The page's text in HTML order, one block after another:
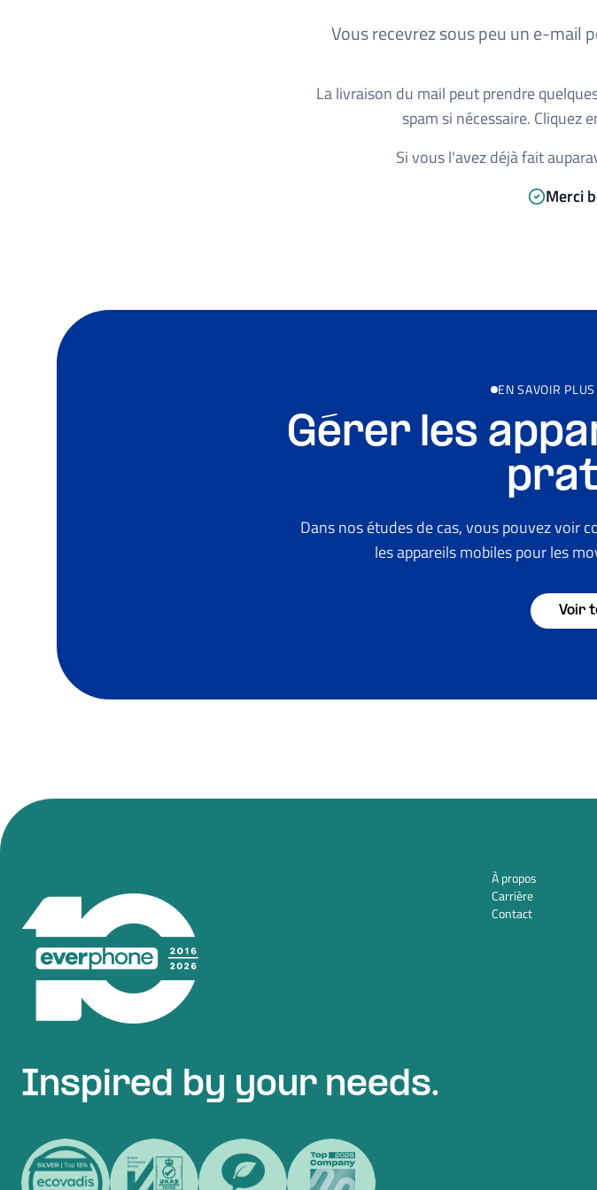
Vous recevrez sous peu un e-mail
La livraison du mail peut prendre
spam si nécessaire. Cliquez
Si vous l'avez déjà fait
Merci
EN SAVOIR
Gérer les
Dans nos études de cas, vous pouvez voir
les appareils mobiles pour les
Voir
Inspired by your needs.
À propos
Carrière
Contact